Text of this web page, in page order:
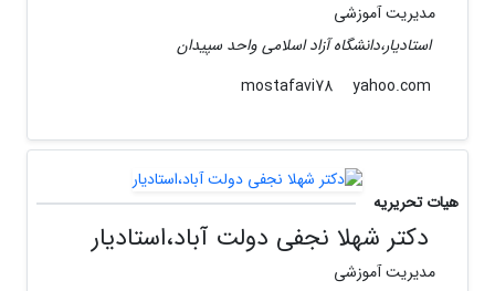
مدیریت آموزشی
استادیار،دانشگاه آزاد اسلامی واحد سپیدان
yahoo.com
هیات تحریریه
دکتر شهلا نجفی دولت آباد،استادیار
مدیریت آموزشی